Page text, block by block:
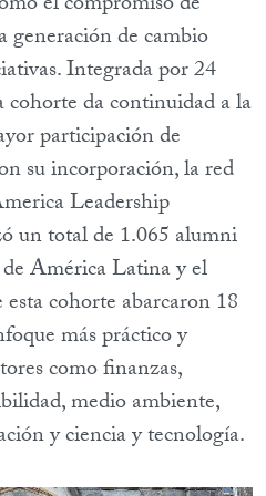
generación de cambio
Integrada por 24
cohorte da continuidad a la
participación de
su incorporación, la red
Leadership
un total de 1.065 alumni
América Latina y el
cohorte abarcaron 18
más práctico y
como finanzas,
medio ambiente,
y ciencia y tecnología.